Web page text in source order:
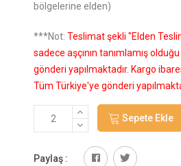
bölgelerine elden)
***Not: Teslimat şekli "Elden
sadece aşçının tanımlamış
gönderi yapılmaktadır. Kargo
Tüm Türkiye'ye gönderi
Sepete Ekle
Paylaş :